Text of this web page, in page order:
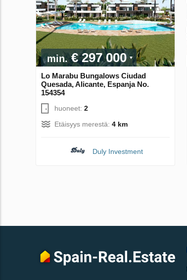
min.€ 297 000
Lo Marabu Bungalows Ciudad
Quesada, Alicante, Espanja No.
154354
huoneet: 2
Etäisyys merestä: 4 km
Duly Investment